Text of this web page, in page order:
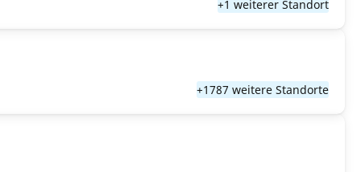
+1 weiterer Standort
+1787 weitere Standorte